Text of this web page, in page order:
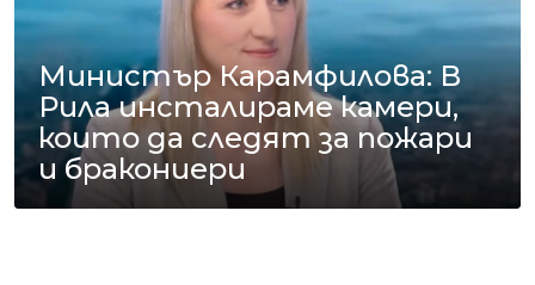
Министър Карамфилова: В
Рила инсталираме камери,
които да следят за пожари
и бракониери